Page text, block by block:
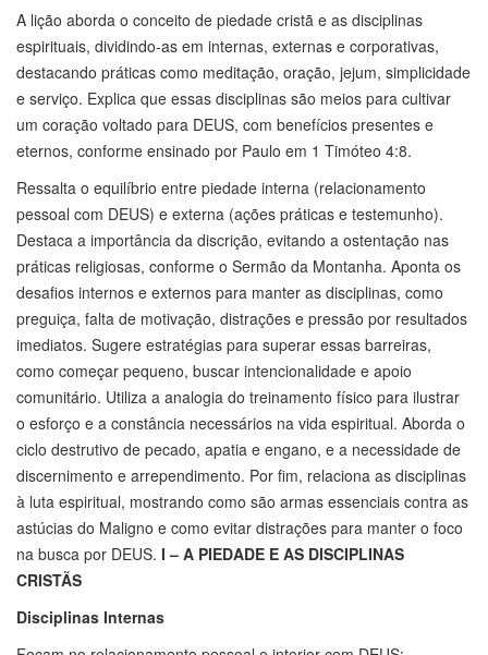
A lição aborda o conceito de piedade cristã e as disciplinas
espirituais, dividindo-as em internas, externas e corporativas,
destacando práticas como meditação, oração, jejum, simplicidade
e serviço. Explica que essas disciplinas são meios para cultivar
um coração voltado para DEUS, com benefícios presentes e
eternos, conforme ensinado por Paulo em 1 Timóteo 4:8.
Ressalta o equilíbrio entre piedade interna (relacionamento
pessoal com DEUS) e externa (ações práticas e testemunho).
Destaca a importância da discrição, evitando a ostentação nas
práticas religiosas, conforme o Sermão da Montanha. Aponta os
desafios internos e externos para manter as disciplinas, como
preguiça, falta de motivação, distrações e pressão por resultados
imediatos. Sugere estratégias para superar essas barreiras,
como começar pequeno, buscar intencionalidade e apoio
comunitário. Utiliza a analogia do treinamento físico para ilustrar
o esforço e a constância necessários na vida espiritual. Aborda o
ciclo destrutivo de pecado, apatia e engano, e a necessidade de
discernimento e arrependimento. Por fim, relaciona as disciplinas
à luta espiritual, mostrando como são armas essenciais contra as
astúcias do Maligno e como evitar distrações para manter o foco
na busca por DEUS. I – A PIEDADE E AS DISCIPLINAS
CRISTÃS
Disciplinas Internas